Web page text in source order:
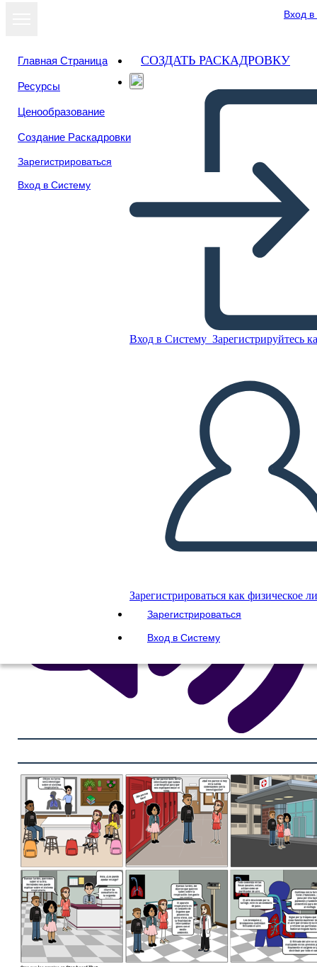
Вход
Главная Страница
Ресурсы
Ценообразование
Создание Раскадровки
Зарегистрироваться
Вход в Систему
СОЗДАТЬ РАСКАДРОВКУ
Вход в Систему Зарегистрируйтесь
Зарегистрироваться как физическое
Зарегистрироваться
Вход в Систему
sistema respiratorio
СОЗДАТЬ РАСКАДРОВКУ
ВОСПРОИЗВЕСТИ СЛАЙД-ШОУ
ПОЧИТАЙ МНЕ
Посмотреть
как слайд-шоу